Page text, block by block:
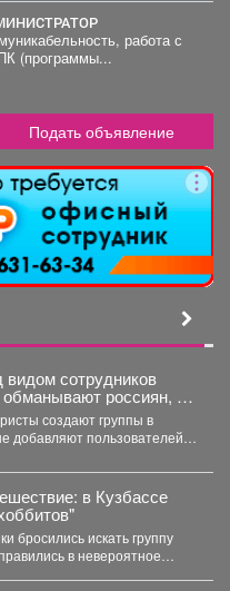
работа с
(программы...
Подать объявление
сотрудников
обманывают россиян, у
рождения.
создают группы в
добавляют пользователей в
в Кузбассе
бросились искать группу
в невероятное